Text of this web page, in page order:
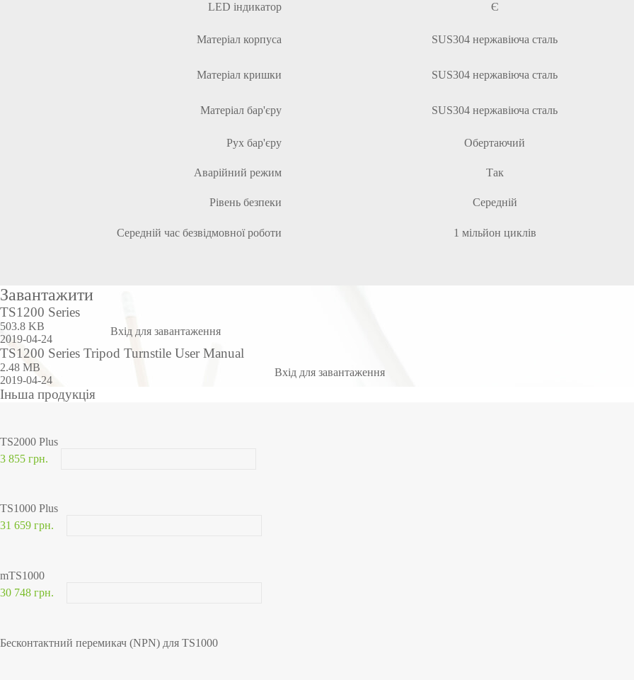
LED індикатор Є
Матеріал корпуса SUS304 нержавіюча сталь
Матеріал кришки SUS304 нержавіюча сталь
Матеріал бар'єру SUS304 нержавіюча сталь
Рух бар'єру Обертаючий
Аварійний режим Так
Рівень безпеки Середній
Середній час безвідмовної роботи 1 мільйон циклів
Завантажити
TS1200 Series
503.8 KB
2019-04-24
Вхід для завантаження
TS1200 Series Tripod Turnstile User Manual
2.48 MB
2019-04-24
Вхід для завантаження
Іньша продукція
TS2000 Plus
3 855 грн.
TS1000 Plus
31 659 грн.
mTS1000
30 748 грн.
Бесконтактний перемикач (NPN) для TS1000